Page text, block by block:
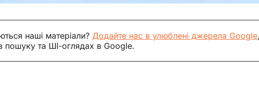
наші матеріали? Додайте нас в улюблені джерела Google
пошуку та ШІ-оглядах в Google.